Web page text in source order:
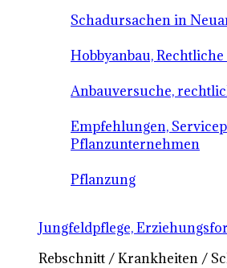
Schadursachen in
Hobbyanbau,
Anbauversuche,
Empfehlungen,
Pflanzunternehmen
Pflanzung
Jungfeldpflege,
Rebschnitt / Krankheiten /